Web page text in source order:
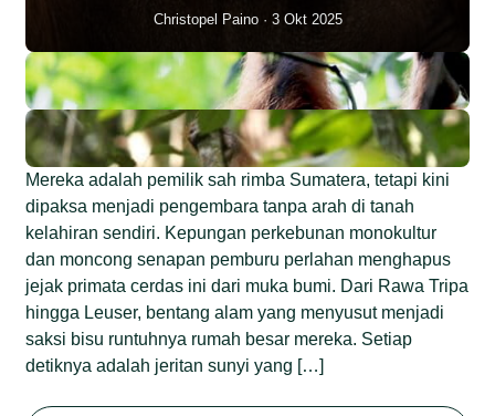
Christopel Paino 3 Okt 2025
Mereka adalah pemilik sah rimba Sumatera, tetapi kini
dipaksa menjadi pengembara tanpa arah di tanah
kelahiran sendiri. Kepungan perkebunan monokultur
dan moncong senapan pemburu perlahan menghapus
jejak primata cerdas ini dari muka bumi. Dari Rawa Tripa
hingga Leuser, bentang alam yang menyusut menjadi
saksi bisu runtuhnya rumah besar mereka. Setiap
detiknya adalah jeritan sunyi yang […]